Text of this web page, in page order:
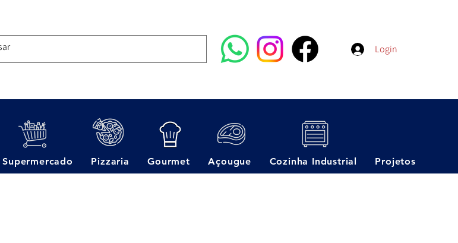
Login
Supermercado Pizzaria Gourmet Açougue Cozinha Industrial Projetos